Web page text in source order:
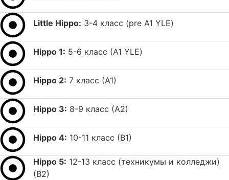
Little Hippo: 3-4 класс (pre А1 YLE)
Hippo 1: 5-6 класс (А1 YLE)
Hippo 2: 7 класс (А1)
Hippo 3: 8-9 класс (А2)
Hippo 4: 10-11 класс (В1)
Hippo 5: 12-13 класс (техникумы и колледжи)
(В2)